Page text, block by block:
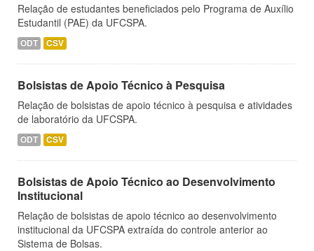
Relação de estudantes beneficiados pelo Programa de Auxílio
Estudantil (PAE) da UFCSPA.
ODT CSV
Bolsistas de Apoio Técnico à Pesquisa
Relação de bolsistas de apoio técnico à pesquisa e atividades
de laboratório da UFCSPA.
ODT CSV
Bolsistas de Apoio Técnico ao Desenvolvimento
Institucional
Relação de bolsistas de apoio técnico ao desenvolvimento
institucional da UFCSPA extraída do controle anterior ao
Sistema de Bolsas.